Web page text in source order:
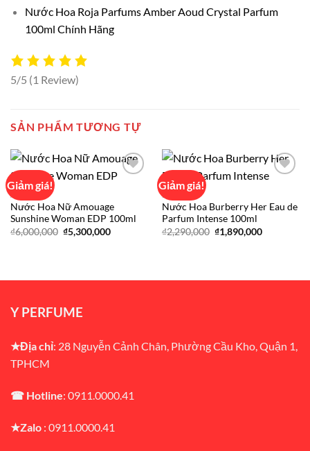
Nước Hoa Roja Parfums Amber Aoud Crystal Parfum
100ml Chính Hãng
5/5 (1 Review)
SẢN PHẨM TƯƠNG TỰ
Giảm giá!
wishlist
AMOUAGE
Nước Hoa Nữ Amouage
Sunshine Woman EDP 100ml
₫6,000,000 Giá
gốc
₫5,300,000Giá
Giảm giá!
Add to
BURBERRY
Nước Hoa Burberry Her Eau de
Parfum Intense 100ml
₫2,290,000 Giá
gốc
₫1,890,000Giá
Y PERFUME
★Địa chỉ: 28 Nguyễn Cảnh Chân, Phường Cầu Kho, Quận 1,
TPHCM
☎ Hotline: 0911.0000.41
★Zalo : 0911.0000.41